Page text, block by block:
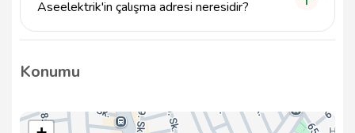
Aseelektrik'in çalışma adresi neresidir?
Aseelektrik'in çalışma adresi, Akşemsettin Mahallesi
B7 D26, Esenyurt, İstanbul'dur.
Konumu